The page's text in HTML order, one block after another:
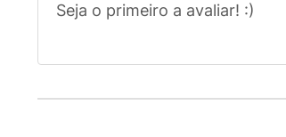
Seja o primeiro a avaliar! :)